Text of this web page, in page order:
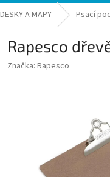
A MAPY Psací
Rapesco
Značka: Rapesco